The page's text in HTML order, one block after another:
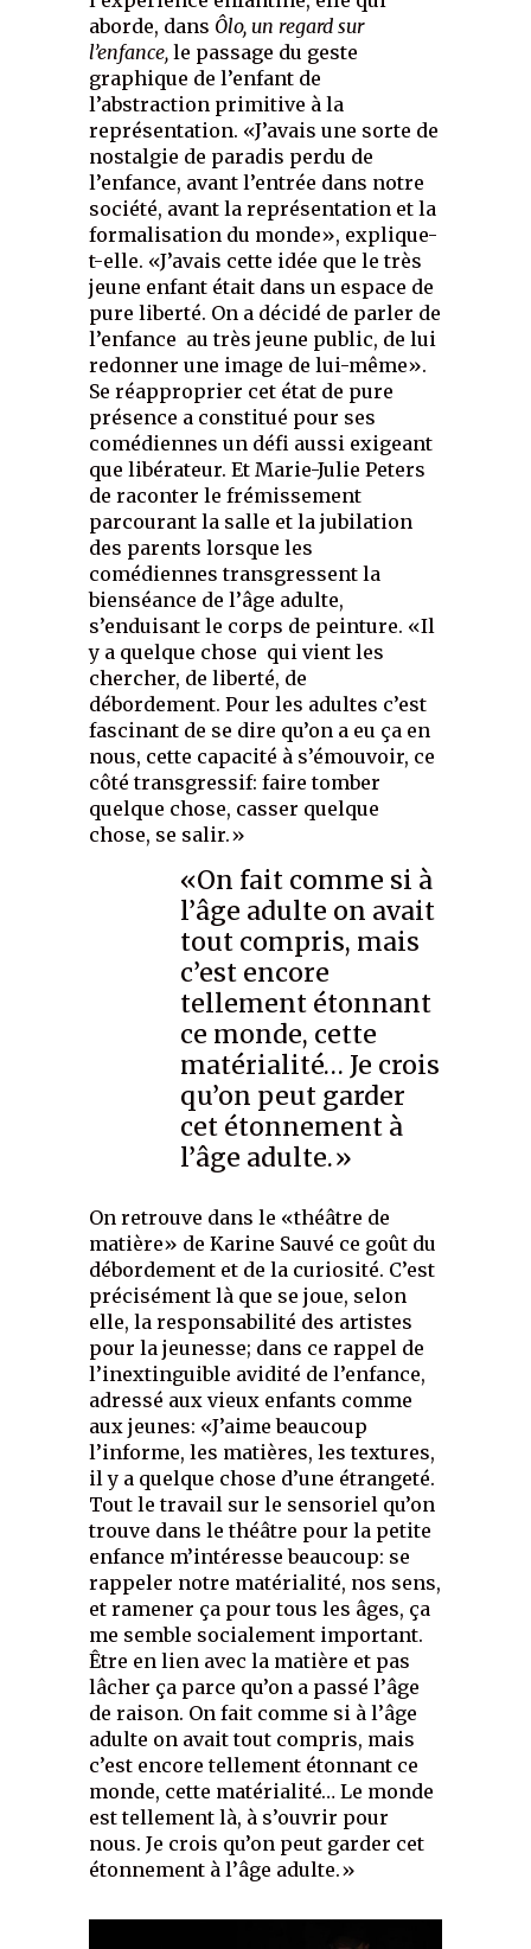
aborde, dans Ôlo, un regard sur
l’enfance,le passage du geste
graphique de l’enfant de
l’abstraction primitive à la
représentation. «J’avais une sorte de
nostalgie de paradis perdu de
l’enfance, avant l’entrée dans notre
société, avant la représentation et la
formalisation du monde», explique-
t-elle. «J’avais cette idée que le très
jeune enfant était dans un espace de
pure liberté. On a décidé de parler de
l’enfance au très jeune public, de lui
redonner une image de lui-même».
Se réapproprier cet état de pure
présence a constitué pour ses
comédiennes un défi aussi exigeant
que libérateur. Et Marie-Julie Peters
de raconter le frémissement
parcourant la salle et la jubilation
des parents lorsque les
comédiennes transgressent la
bienséance de l’âge adulte,
s’enduisant le corps de peinture. «Il
y a quelque chose qui vient les
chercher, de liberté, de
débordement. Pour les adultes c’est
fascinant de se dire qu’on a eu ça en
nous, cette capacité à s’émouvoir, ce
côté transgressif: faire tomber
quelque chose, casser quelque
chose, se salir.»
«On fait comme si à
l’âge adulte on avait
tout compris, mais
c’est encore
tellement étonnant
ce monde, cette
matérialité… Je crois
qu’on peut garder
cet étonnement à
l’âge adulte.»
On retrouve dans le «théâtre de
matière» de Karine Sauvé ce goût du
débordement et de la curiosité. C’est
précisément là que se joue, selon
elle, la responsabilité des artistes
pour la jeunesse; dans ce rappel de
l’inextinguible avidité de l’enfance,
adressé aux vieux enfants comme
aux jeunes: «J’aime beaucoup
l’informe, les matières, les textures,
il y a quelque chose d’une étrangeté.
Tout le travail sur le sensoriel qu’on
trouve dans le théâtre pour la petite
enfance m’intéresse beaucoup: se
rappeler notre matérialité, nos sens,
et ramener ça pour tous les âges, ça
me semble socialement important.
Être en lien avec la matière et pas
lâcher ça parce qu’on a passé l’âge
de raison. On fait comme si à l’âge
adulte on avait tout compris, mais
c’est encore tellement étonnant ce
monde, cette matérialité… Le monde
est tellement là, à s’ouvrir pour
nous. Je crois qu’on peut garder cet
étonnement à l’âge adulte.»